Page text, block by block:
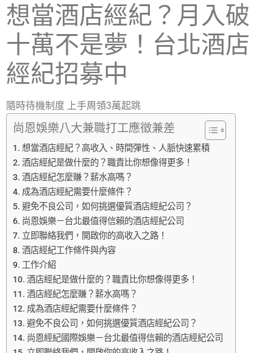
想當酒店經紀？月入破
十萬不是夢！台北酒店
經紀招募中
隨時待機制度 上手周領3萬起跳
尚恩娛樂八大兼職打工應徵兼差
想當酒店經紀？高收入、時間彈性、人脈快速累積
酒店經紀是做什麼的？職責比你想像得更多！
酒店經紀怎麼賺？薪水高嗎？
成為酒店經紀需要什麼條件？
避免不良公司，如何挑選優質酒店經紀公司？
尚恩娛樂－台北最值得信賴的酒店經紀公司
立即聯絡我們，開啟你的高收入之路！
酒店經紀工作條件與內容
工作介紹
酒店經紀是做什麼的？職責比你想像得更多！
酒店經紀怎麼賺？薪水高嗎？
成為酒店經紀需要什麼條件？
避免不良公司，如何挑選優質酒店經紀公司？
尚恩經紀國際娛樂－台北最值得信賴的酒店經紀公司